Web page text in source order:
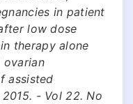
in patient
low dose
therapy alone
assisted
- Vol 22. No